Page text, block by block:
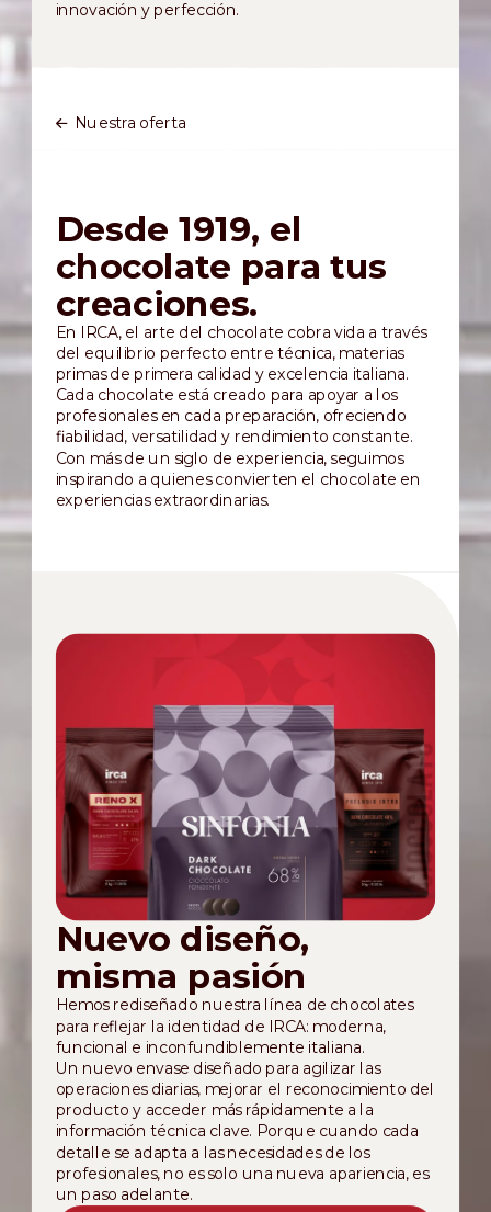
innovación y perfección.
Nuestra oferta
Desde 1919, el
chocolate para tus
creaciones.
En IRCA, el arte del chocolate cobra vida a través
del equilibrio perfecto entre técnica, materias
primas de primera calidad y excelencia italiana.
Cada chocolate está creado para apoyar a los
profesionales en cada preparación, ofreciendo
fiabilidad, versatilidad y rendimiento constante.
Con más de un siglo de experiencia, seguimos
inspirando a quienes convierten el chocolate en
experiencias extraordinarias.
Nuevo diseño,
misma pasión
Hemos rediseñado nuestra línea de chocolates
para reflejar la identidad de IRCA: moderna,
funcional e inconfundiblemente italiana.
Un nuevo envase diseñado para agilizar las
operaciones diarias, mejorar el reconocimiento del
producto y acceder más rápidamente a la
información técnica clave. Porque cuando cada
detalle se adapta a las necesidades de los
profesionales, no es solo una nueva apariencia, es
un paso adelante.